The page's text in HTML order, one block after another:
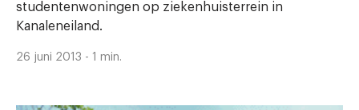
studentenwoningen op ziekenhuisterrein in
Kanaleneiland.
26 juni 2013 - 1 min.